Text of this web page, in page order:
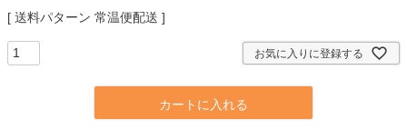
送料パターン 常温便配送
お気に入りに登録する
カートに入れる